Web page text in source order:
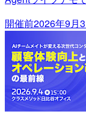
開催前2026年9月